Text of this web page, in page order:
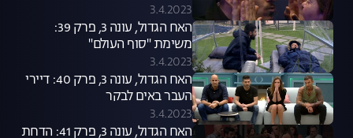
3.4.2023
האח הגדול, עונה 3, פרק 39:
משימת "סוף העולם"
3.4.2023
האח הגדול, עונה 3, פרק 40: דיירי
העבר באים לבקר
3.4.2023
האח הגדול, עונה 3, פרק 41: הדחת